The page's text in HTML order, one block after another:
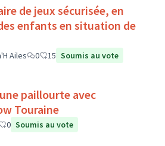
de jeux sécurisée, en
enfants en situation de
Ailes 0 15 Soumis au vote
paillourte avec
Touraine
0 Soumis au vote